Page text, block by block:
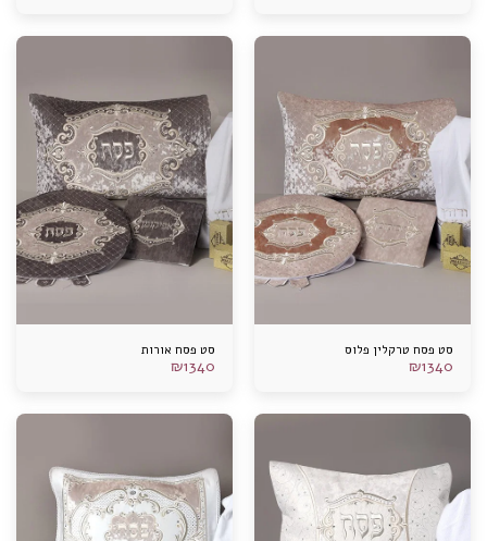
סט פסח טרקלין פלוס
₪1340
סט פסח אורות
₪1340